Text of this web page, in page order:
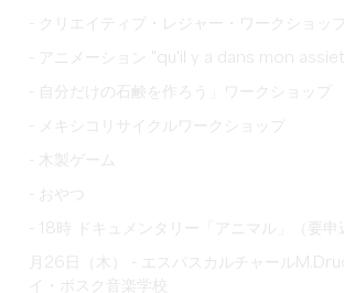
- クリエイティブ・レジャー・ワークショップ
- アニメーション "qu'il y a dans mon
- 自分だけの石鹸を作ろう」ワークショップ
- メキシコリサイクルワークショップ
- 木製ゲーム
- おやつ
- 18時 ドキュメンタリー「アニマル」（要申
月26日（木） - エスパスカルチャール
イ・ボスク音楽学校